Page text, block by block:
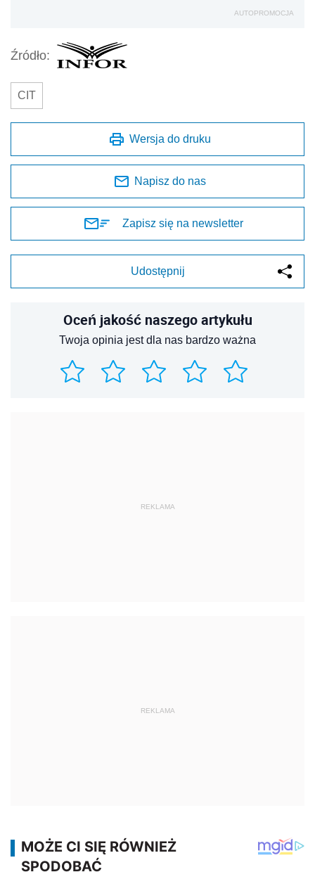
AUTOPROMOCJA
Źródło:
CIT
Wersja do druku
Napisz do nas
Zapisz się na newsletter
Udostępnij
Oceń jakość naszego artykułu
Twoja opinia jest dla nas bardzo ważna
REKLAMA
REKLAMA